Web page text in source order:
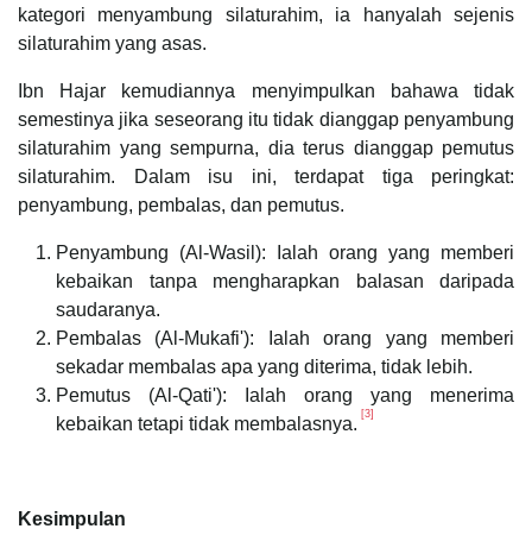
kategori menyambung silaturahim, ia hanyalah sejenis
silaturahim yang asas.
Ibn Hajar kemudiannya menyimpulkan bahawa tidak
semestinya jika seseorang itu tidak dianggap penyambung
silaturahim yang sempurna, dia terus dianggap pemutus
silaturahim. Dalam isu ini, terdapat tiga peringkat:
penyambung, pembalas, dan pemutus.
Penyambung (Al-Wasil): Ialah orang yang memberi
kebaikan tanpa mengharapkan balasan daripada
saudaranya.
Pembalas (Al-Mukafi'): Ialah orang yang memberi
sekadar membalas apa yang diterima, tidak lebih.
Pemutus (Al-Qati'): Ialah orang yang menerima
kebaikan tetapi tidak membalasnya. [3]
Kesimpulan